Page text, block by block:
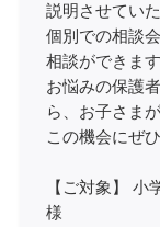
説明させてい
個別での相談
相談ができます
お悩みの保護
ら、お子さま
この機会にぜ
【ご対象】
様